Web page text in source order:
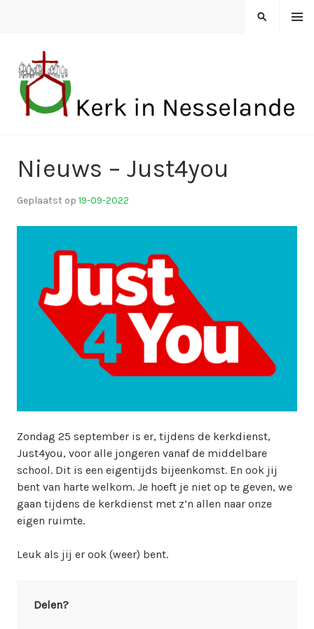
MENU
ZOEKEN
Nieuws – Just4you
Geplaatst op 19-09-2022
k
i
n
w
e
r
Zondag 25 september is er, tijdens de kerkdienst,
Just4you, voor alle jongeren vanaf de middelbare
school. Dit is een eigentijds bijeenkomst. En ook jij
bent van harte welkom. Je hoeft je niet op te geven, we
gaan tijdens de kerkdienst met z’n allen naar onze
eigen ruimte.
Leuk als jij er ook (weer) bent.
Delen?